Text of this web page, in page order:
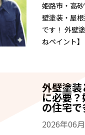
姫路市・高
壁塗装・屋
です！ 外壁
ねペイント
外壁塗
に必要
の住宅
2026年06